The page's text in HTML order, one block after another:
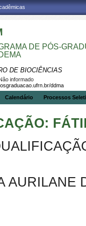
DE PÓS-
DE BIOCIÊNCIAS
informado
ddma
Calendário Processos
AURILANE